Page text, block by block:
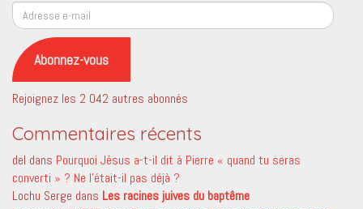
Adresse
e-
mail
Abonnez-vous
Rejoignez les 2 042 autres abonnés
Commentaires récents
del dans Pourquoi Jésus a-t-il dit à Pierre « quand tu seras
converti » ? Ne l’était-il pas déjà ?
Lochu Serge dans Les racines juives du baptême